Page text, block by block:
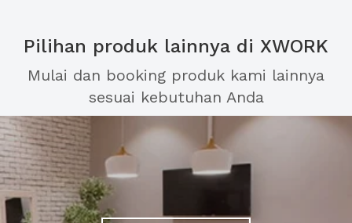
Pilihan produk lainnya di XWORK
Mulai dan booking produk kami lainnya
sesuai kebutuhan Anda